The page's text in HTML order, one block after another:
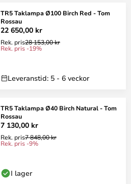
TR5 Taklampa Ø100 Birch Red - Tom
Rossau
22 650,00 kr
Rek. pris28 153,00 kr
Rek. pris -19%
Leveranstid: 5 - 6 veckor
TR5 Taklampa Ø40 Birch Natural - Tom
Rossau
7 130,00 kr
Rek. pris7 848,00 kr
Rek. pris -9%
I lager